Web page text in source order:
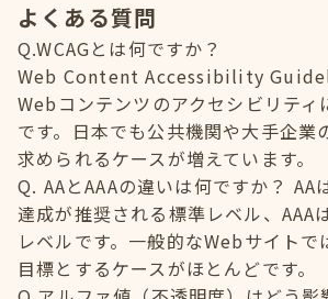
よくある質問
Q.WCAGとは何ですか？
Web Content Accessibility
Webコンテンツのアクセシビリティ
です。日本でも公共機関や大手企業
求められるケースが増えています。
Q. AAとAAAの違いは何ですか？ AA
達成が推奨される標準レベル、AAA
レベルです。一般的なWebサイトで
目標とするケースがほとんどです。